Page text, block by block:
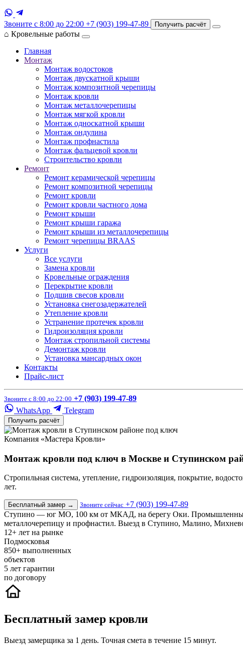
Звоните с 8:00 до 22:00 +7 (903) 199-47-89 Получить расчёт
⌂ Кровельные работы
Главная
Монтаж
Монтаж водостоков
Монтаж двускатной крыши
Монтаж композитной черепицы
Монтаж кровли
Монтаж металлочерепицы
Монтаж мягкой кровли
Монтаж односкатной крыши
Монтаж ондулина
Монтаж профнастила
Монтаж фальцевой кровли
Строительство кровли
Ремонт
Ремонт керамической черепицы
Ремонт композитной черепицы
Ремонт кровли
Ремонт кровли частного дома
Ремонт крыши
Ремонт крыши гаража
Ремонт крыши из металлочерепицы
Ремонт черепицы BRAAS
Услуги
Все услуги
Замена кровли
Кровельные ограждения
Перекрытие кровли
Подшив свесов кровли
Установка снегозадержателей
Утепление кровли
Устранение протечек кровли
Гидроизоляция кровли
Монтаж стропильной системы
Демонтаж кровли
Установка мансардных окон
Контакты
Прайс-лист
Звоните с 8:00 до 22:00 +7 (903) 199-47-89
WhatsApp
Telegram
Получить расчёт
Компания «Мастера Кровли»
Монтаж кровли под ключ в Москве и Ступинском
Стропильная система, утепление, гидроизоляция, покрытие,
лет.
Бесплатный замер → Звоните сейчас +7 (903) 199-47-89
Ступино — юг МО, 100 км от МКАД, на берегу Оки. Промышленный
металлочерепицу и профнастил. Выезд в Ступино, Малино,
12+ лет на рынке
Подмосковья
850+ выполненных
объектов
5 лет гарантии
по договору
Бесплатный замер кровли
Выезд замерщика за 1 день. Точная смета в течение 15 минут.